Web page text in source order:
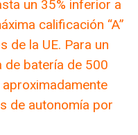
un 35% inferior a
calificación “A”
de la UE. Para un
de batería de 500
de autonomía por